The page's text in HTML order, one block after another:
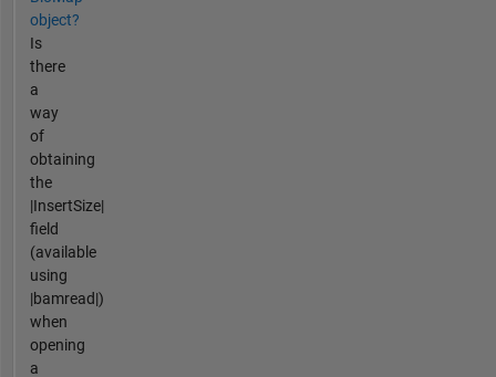
object?
Is
there
a
way
of
obtaining
the
|InsertSize|
field
(available
using
|bamread|)
when
opening
a